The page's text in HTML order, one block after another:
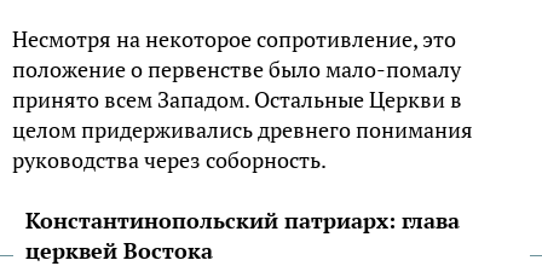
Несмотря на некоторое сопротивление, это
положение о первенстве было мало-помалу
принято всем Западом. Остальные Церкви в
целом придерживались древнего понимания
руководства через соборность.
Константинопольский патриарх: глава
церквей Востока